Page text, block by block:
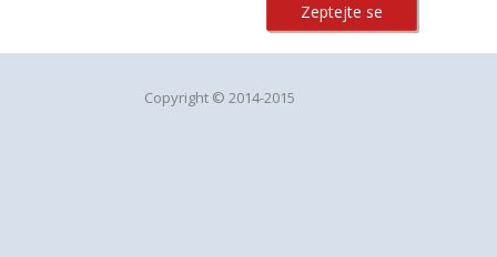
Zeptejte se
Copyright © 2014-2015